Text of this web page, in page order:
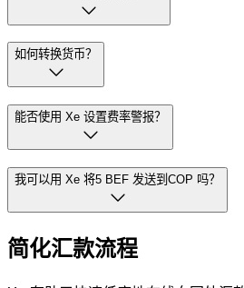
如何转换货币？
能否使用 Xe 设置费率警报？
我可以用 Xe 将5 BEF 发送到COP 吗？
简化汇款流程